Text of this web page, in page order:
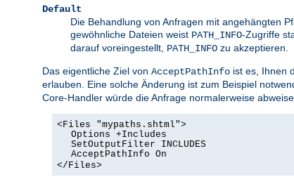
Default
Die Behandlung von Anfragen mit angehängten
gewöhnliche Dateien weist PATH_INFO-Zugriffe
darauf voreingestellt, PATH_INFO zu akzeptieren.
Das eigentliche Ziel von AcceptPathInfo ist es, Ihnen
erlauben. Eine solche Änderung ist zum Beispiel
Core-Handler würde die Anfrage normalerweise
<Files "mypaths.shtml">
Options +Includes
SetOutputFilter INCLUDES
AcceptPathInfo On
</Files>